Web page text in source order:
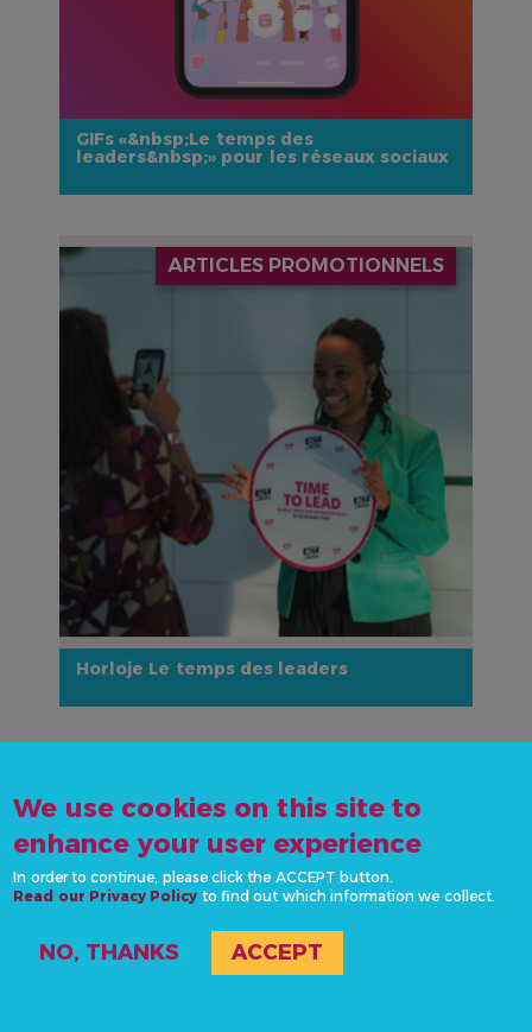
GIFs «&nbsp;Le temps des
leaders&nbsp;» pour les réseaux sociaux
ARTICLES PROMOTIONNELS
IMAGE
Horloje Le temps des leaders
We use cookies on this site to
enhance your user experience
In order to continue, please click the ACCEPT button.
Read our Privacy Policy to find out which information we collect.
NO, THANKS ACCEPT